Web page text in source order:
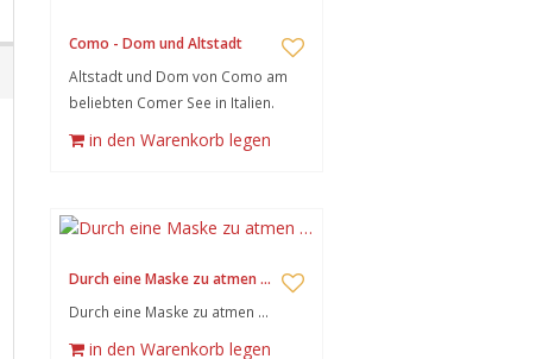
Como - Dom und Altstadt
Altstadt und Dom von Como am
beliebten Comer See in Italien.
in den Warenkorb legen
Durch eine Maske zu atmen …
Durch eine Maske zu atmen …
in den Warenkorb legen